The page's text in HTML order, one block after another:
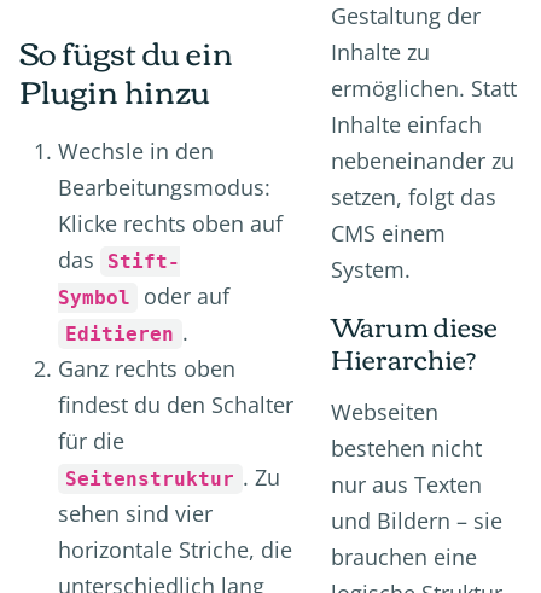
So fügst du ein
Plugin hinzu
Wechsle in den
Bearbeitungsmodus:
Klicke rechts oben auf
das
Stift-
Symbol
oder auf
Editieren .
Ganz rechts oben
findest du den Schalter
für die
Seitenstruktur . Zu
sehen sind vier
horizontale Striche, die
unterschiedlich lang
Gestaltung der
Inhalte zu
ermöglichen. Statt
Inhalte einfach
nebeneinander zu
setzen, folgt das
CMS einem
System.
Warum diese
Hierarchie?
Webseiten
bestehen nicht
nur aus Texten
und Bildern – sie
brauchen eine